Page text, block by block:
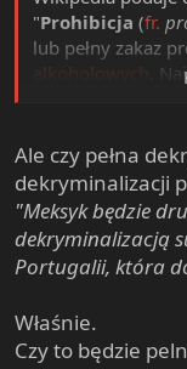
"Prohibicja (fr.
lub pełny zakaz
alkoholowych .
dotyczącego
https://
Dekryminalizacja
przyzwolenia na
się nie zakończy.
konsumentów,
Ale czy pełna
dekryminalizacji
"Meksyk będzie
dekryminalizacją
Portugalii, która
Właśnie.
Czy to będzie